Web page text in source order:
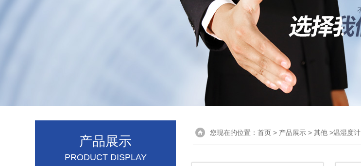
产品展示
PRODUCT DISPLAY
您现在的位置： 首页 > 产品展示 > 其他 >温湿度计